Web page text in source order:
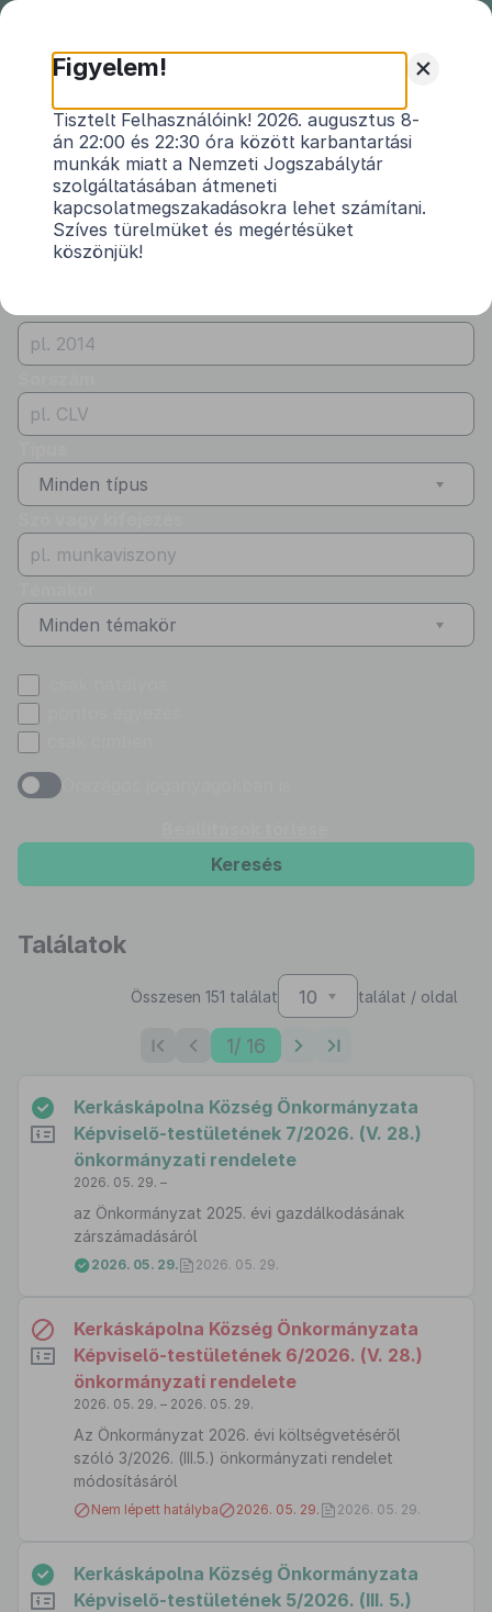
Önkormányzati
rendeletek
Önkormányzati rendeletek
Vármegye
Vas
Kibocsátó
Kerkáskápolna Község Önkormányzata
Minden típus
Minden témakör
Keresés
Találatok
Összesen 151 találat 10 találat / oldal
1/ 16
Kerkáskápolna Község Önkormányzata
Képviselő-testületének 7/2026. (V. 28.)
önkormányzati rendelete
2026. 05. 29. –
az Önkormányzat 2025. évi gazdálkodásának
zárszámadásáról
2026. 05. 29. 2026. 05. 29.
Kerkáskápolna Község Önkormányzata
Képviselő-testületének 6/2026. (V. 28.)
önkormányzati rendelete
2026. 05. 29. – 2026. 05. 29.
Az Önkormányzat 2026. évi költségvetéséről
szóló 3/2026. (III.5.) önkormányzati rendelet
módosításáról
Nem lépett hatályba 2026. 05. 29. 2026. 05. 29.
Kerkáskápolna Község Önkormányzata
Képviselő-testületének 5/2026. (III. 5.)
+
Figyelem!
Tisztelt Felhasználóink! 2026. augusztus 8-
án 22:00 és 22:30 óra között karbantartási
munkák miatt a Nemzeti Jogszabálytár
szolgáltatásában átmeneti
kapcsolatmegszakadásokra lehet számítani.
Szíves türelmüket és megértésüket
köszönjük!